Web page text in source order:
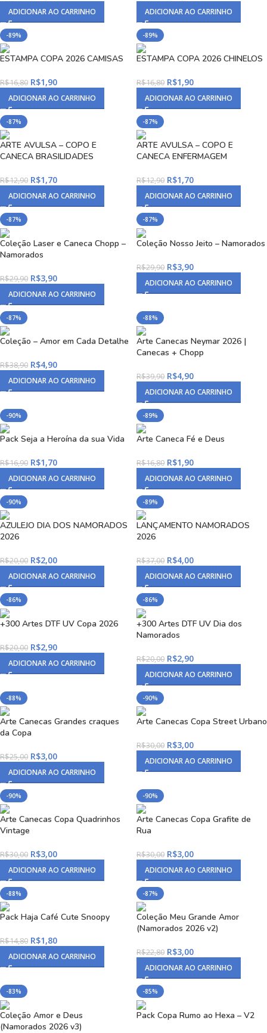
ADICIONAR AO CARRINHO ADICIONAR AO CARRINHO
-89%
ESTAMPA COPA 2026 CAMISAS
R$16,80 R$1,90
ADICIONAR AO CARRINHO
-89%
ESTAMPA COPA 2026 CHINELOS
R$16,80 R$1,90
ADICIONAR AO CARRINHO
-87%
ARTE AVULSA – COPO E
CANECA BRASILIDADES
R$12,90 R$1,70
ADICIONAR AO CARRINHO
-87%
ARTE AVULSA – COPO E
CANECA ENFERMAGEM
R$12,90 R$1,70
ADICIONAR AO CARRINHO
-87%
Coleção Laser e Caneca Chopp –
Namorados
R$29,90 R$3,90
ADICIONAR AO CARRINHO
-87%
Coleção Nosso Jeito – Namorados
R$29,90 R$3,90
ADICIONAR AO CARRINHO
-87%
Coleção – Amor em Cada Detalhe
R$38,90 R$4,90
ADICIONAR AO CARRINHO
-88%
Arte Canecas Neymar 2026 |
Canecas + Chopp
R$39,90 R$4,90
ADICIONAR AO CARRINHO
-90%
Pack Seja a Heroína da sua Vida
R$16,90 R$1,70
ADICIONAR AO CARRINHO
-89%
Arte Caneca Fé e Deus
R$16,80 R$1,90
ADICIONAR AO CARRINHO
-90%
AZULEJO DIA DOS NAMORADOS
2026
R$20,00 R$2,00
ADICIONAR AO CARRINHO
-89%
LANÇAMENTO NAMORADOS
2026
R$37,00 R$4,00
ADICIONAR AO CARRINHO
-86%
+300 Artes DTF UV Copa 2026
R$20,00 R$2,90
ADICIONAR AO CARRINHO
-86%
+300 Artes DTF UV Dia dos
Namorados
R$20,00 R$2,90
ADICIONAR AO CARRINHO
-88%
Arte Canecas Grandes craques
da Copa
R$25,00 R$3,00
ADICIONAR AO CARRINHO
-90%
Arte Canecas Copa Street Urbano
R$30,00 R$3,00
ADICIONAR AO CARRINHO
-90%
Arte Canecas Copa Quadrinhos
Vintage
R$30,00 R$3,00
ADICIONAR AO CARRINHO
-90%
Arte Canecas Copa Grafite de
Rua
R$30,00 R$3,00
ADICIONAR AO CARRINHO
-88%
Pack Haja Café Cute Snoopy
R$14,80 R$1,80
ADICIONAR AO CARRINHO
-87%
Coleção Meu Grande Amor
(Namorados 2026 v2)
R$22,80 R$3,00
ADICIONAR AO CARRINHO
-83%
Coleção Amor e Deus
(Namorados 2026 v3)
-85%
Pack Copa Rumo ao Hexa – V2